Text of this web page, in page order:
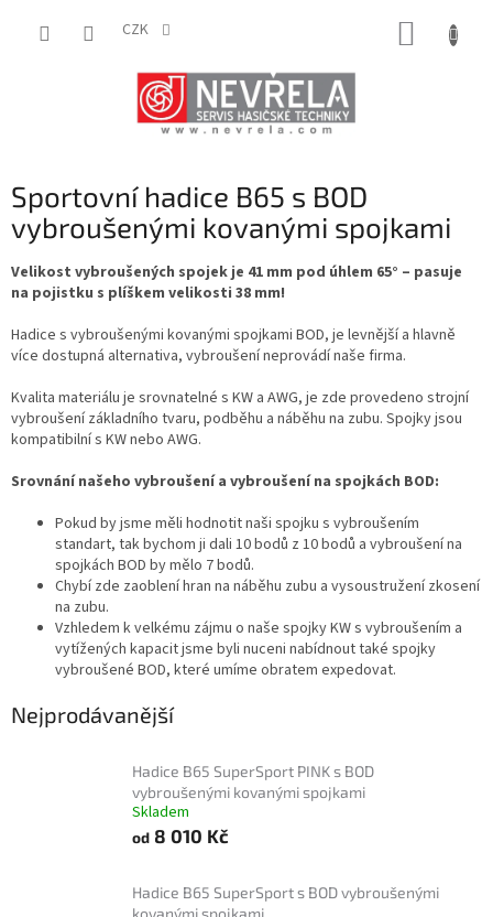
CZK
Sportovní hadice B65 s BOD
vybroušenými kovanými spojkami
Velikost vybroušených spojek je 41 mm pod úhlem 65° – pasuje
na pojistku s plíškem velikosti 38 mm!
Hadice s vybroušenými kovanými spojkami BOD, je levnější a hlavně
více dostupná alternativa, vybroušení neprovádí naše firma.
Kvalita materiálu je srovnatelné s KW a AWG, je zde provedeno strojní
vybroušení základního tvaru, podběhu a náběhu na zubu. Spojky jsou
kompatibilní s KW nebo AWG.
Srovnání našeho vybroušení a vybroušení na spojkách BOD:
Pokud by jsme měli hodnotit naši spojku s vybroušením
standart, tak bychom ji dali 10 bodů z 10 bodů a vybroušení na
spojkách BOD by mělo 7 bodů.
Chybí zde zaoblení hran na náběhu zubu a vysoustružení zkosení
na zubu.
Vzhledem k velkému zájmu o naše spojky KW s vybroušením a
vytížených kapacit jsme byli nuceni nabídnout také spojky
vybroušené BOD, které umíme obratem expedovat.
Nejprodávanější
Hadice B65 SuperSport PINK s BOD
vybroušenými kovanými spojkami
Skladem
od 8 010 Kč
Hadice B65 SuperSport s BOD vybroušenými